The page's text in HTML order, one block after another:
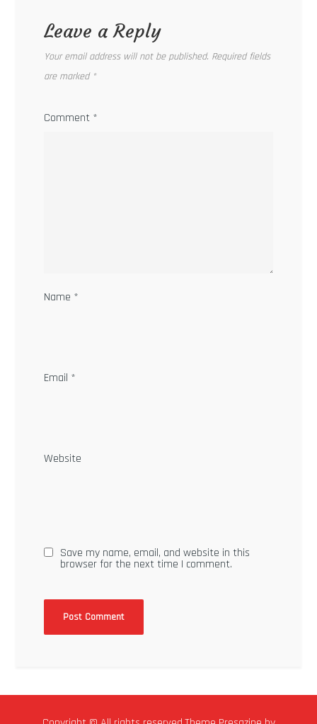
Leave a Reply
Your email address will not be published. Required fields
are marked *
Comment *
Name *
Email *
Website
Save my name, email, and website in this
browser for the next time I comment.